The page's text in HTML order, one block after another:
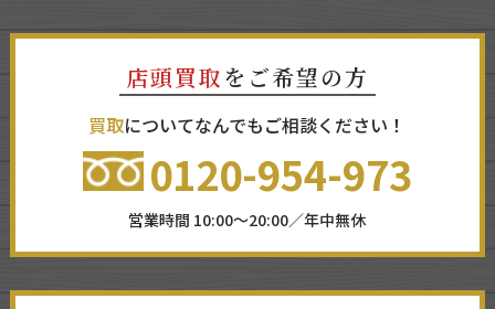
店頭買取 をご希望の方
買取についてなんでもご相談ください！
0120-954-973
営業時間 10:00～20:00／年中無休